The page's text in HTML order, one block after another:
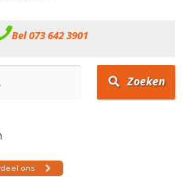
Bel 073 642 3901
Zoeken